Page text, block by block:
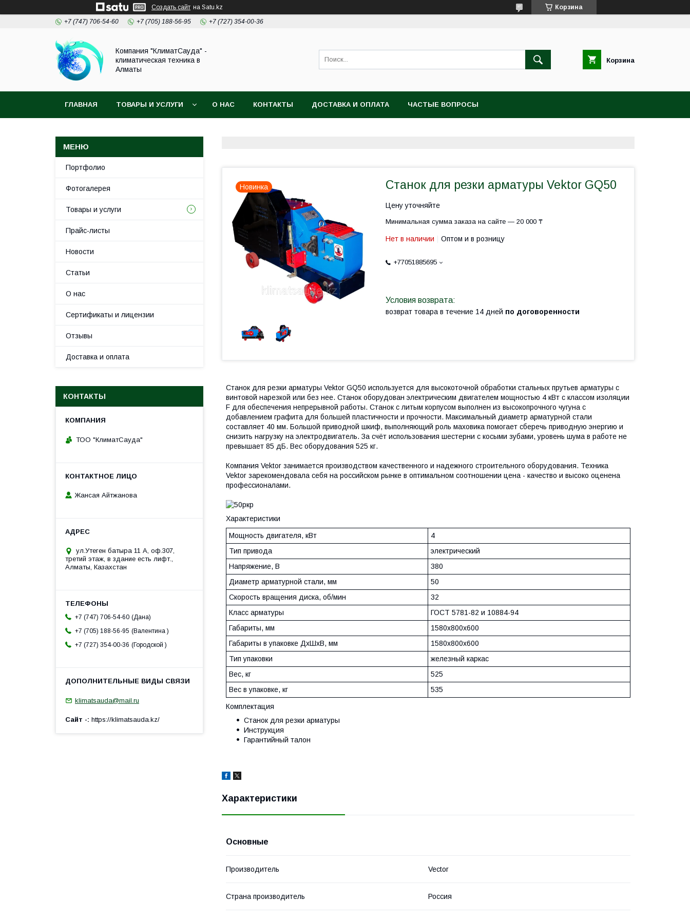
Создать сайт на Satu.kz Корзина
+7 (747) 706-54-60 +7 (705) 188-56-95 +7 (727) 354-00-36
Компания "КлиматСауда" -
климатическая техника в
Алматы
Корзина
ГЛАВНАЯ ТОВАРЫ И УСЛУГИ О НАС КОНТАКТЫ ДОСТАВКА И ОПЛАТА ЧАСТЫЕ ВОПРОСЫ
Новинка Станок для резки арматуры Vektor GQ50
Цену уточняйте
Минимальная сумма заказа на сайте — 20 000 ₸
Нет в наличии Оптом и в розницу
+77051885695
возврат товара в течение 14 дней по договоренности
Станок для резки арматуры Vektor GQ50 используется для высокоточной обработки стальных прутьев арматуры с
винтовой нарезкой или без нее. Станок оборудован электрическим двигателем мощностью 4 кВт с классом изоляции
F для обеспечения непрерывной работы. Станок с литым корпусом выполнен из высокопрочного чугуна с
добавлением графита для большей пластичности и прочности. Максимальный диаметр арматурной стали
составляет 40 мм. Большой приводной шкиф, выполняющий роль маховика помогает сберечь приводную энергию и
снизить нагрузку на электродвигатель. За счёт использования шестерни с косыми зубами, уровень шума в работе не
превышает 85 дБ. Вес оборудования 525 кг.
Компания Vektor занимается производством качественного и надежного строительного оборудования. Техника
Vektor зарекомендовала себя на российском рынке в оптимальном соотношении цена - качество и высоко оценена
профессионалами.
Характеристики
Мощность двигателя, кВт
4
Тип привода
электрический
Напряжение, В
380
Диаметр арматурной стали, мм
50
Скорость вращения диска, об/мин
32
Класс арматуры
ГОСТ 5781-82 и 10884-94
Габариты, мм
1580х800х600
Габариты в упаковке ДхШхВ, мм
1580х800х600
Тип упаковки
железный каркас
Вес, кг
525
Вес в упаковке, кг
535
Комплектация
Станок для резки арматуры
Инструкция
Гарантийный талон
Характеристики
Основные
Производитель Vector
Страна производитель Россия
Портфолио
Фотогалерея
Товары и услуги
Прайс-листы
Новости
Статьи
О нас
Сертификаты и лицензии
Отзывы
Доставка и оплата
КОНТАКТЫ
ТОО "КлиматСауда"
Жансая Айтжанова
ул.Утеген батыра 11 А, оф.307,
третий этаж, в здание есть лифт.,
Алматы, Казахстан
+7 (747) 706-54-60 Дана
+7 (705) 188-56-95
Валентина
+7 (727) 354-00-36
Городской
klimatsauda@mail.ru
Сайт - https://klimatsauda.kz/